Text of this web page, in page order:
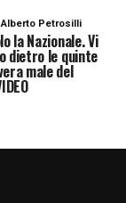
Alberto Petrosilli
la Nazionale. Vi
dietro le quinte
male del